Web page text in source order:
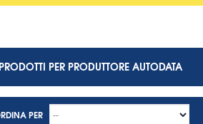
PER PRODUTTORE AUTODATA
PER